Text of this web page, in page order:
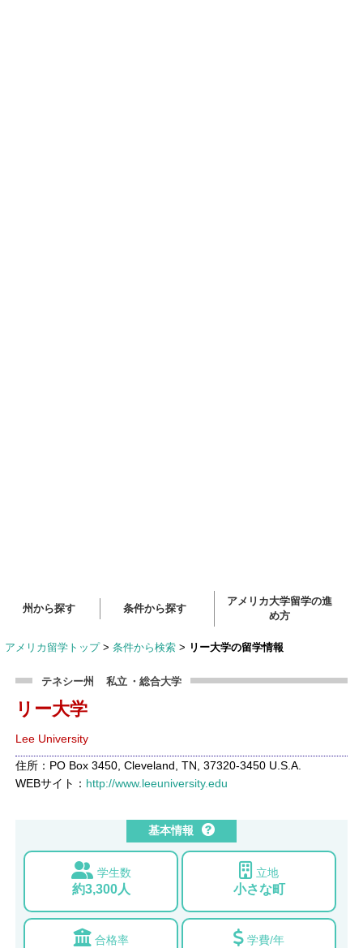
州から探す 条件から探す
アメリカ大学留学の進
め方
アメリカ留学トップ > 条件から検索 > リー大学の留学情報
テネシー州 私立 ・総合大学
リー大学
Lee University
住所：PO Box 3450, Cleveland, TN, 37320-3450 U.S.A.
WEBサイト： http://www.leeuniversity.edu
基本情報
学生数
約3,300人
立地
小さな町
合格率 学費/年